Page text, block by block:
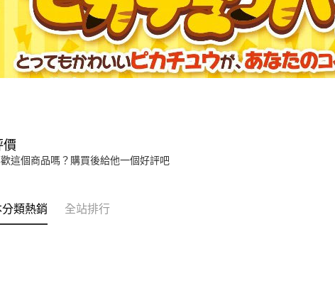
價
這個商品嗎？購買後給他一個好評吧
分類熱銷 全站排行